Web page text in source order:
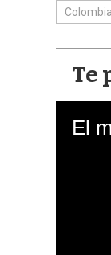
Colombia
Te